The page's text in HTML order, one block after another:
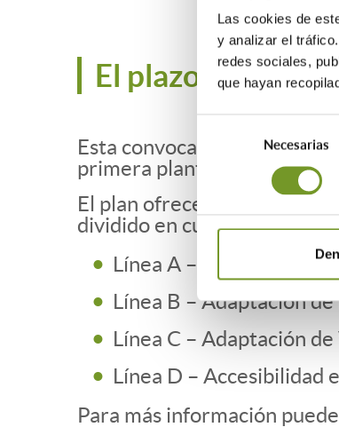
Las cookies de
y analizar el
redes sociales,
que hayan
consentimiento
Necesarias
El plazo de
Esta convocatoria de 2025
primera planta de edificios
El plan ofrece ayudas para
dividido en cuatro líneas de
Línea A – Adaptación de
Línea B – Adaptación
Línea C – Adaptación
Línea D – Accesibilidad
Para más información